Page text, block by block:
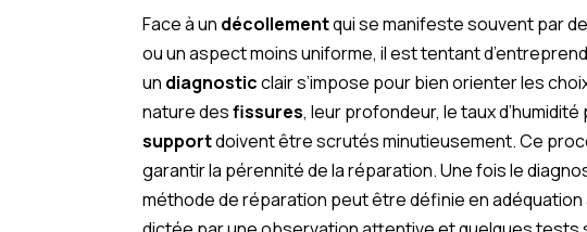
Face à un décollementqui se manifeste souvent par
ou un aspect moins uniforme, il est tentant
un diagnosticclair s’impose pour bien orienter les
nature desfissures, leur profondeur, le taux
supportdoivent être scrutés minutieusement. Ce
garantir la pérennité de la réparation. Une fois le
méthode de réparation peut être définie en